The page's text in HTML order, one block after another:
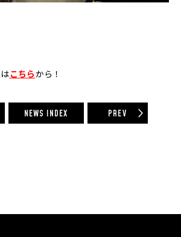
こちらから！
NEWS INDEX PREV